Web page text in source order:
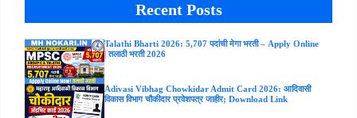
Recent Posts
Talathi Bharti 2026: 5,707 पदांची मेगा भरती – Apply Online
| तलाठी भरती 2026
Adivasi Vibhag Chowkidar Admit Card 2026: आदिवासी
विकास विभाग चौकीदार प्रवेशपत्र जाहीर; Download Link